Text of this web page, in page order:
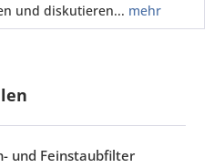
und diskutieren... mehr
und Feinstaubfilter